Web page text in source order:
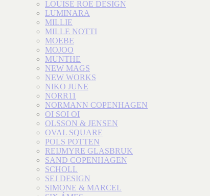
LOUISE ROE DESIGN
LUMINARA
MILLIE
MILLE NOTTI
MOEBE
MOJOO
MUNTHE
NEW MAGS
NEW WORKS
NIKO JUNE
NORR11
NORMANN COPENHAGEN
OI SOI OI
OLSSON & JENSEN
OVAL SQUARE
POLS POTTEN
REIJMYRE GLASBRUK
SAND COPENHAGEN
SCHOLL
SEJ DESIGN
SIMONE & MARCEL